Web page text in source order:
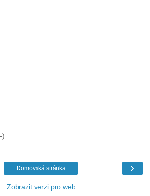
)
›
Domovská stránka
Zobrazit verzi pro web